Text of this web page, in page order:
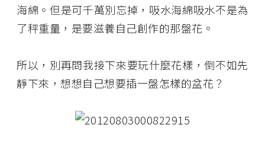
海綿。但是可千萬別忘掉，吸水海綿吸水不是為
了秤重量，是要滋養自己創作的那盤花。
所以，別再問我接下來要玩什麼花樣，倒不如先
靜下來，想想自己想要插一盤怎樣的盆花？